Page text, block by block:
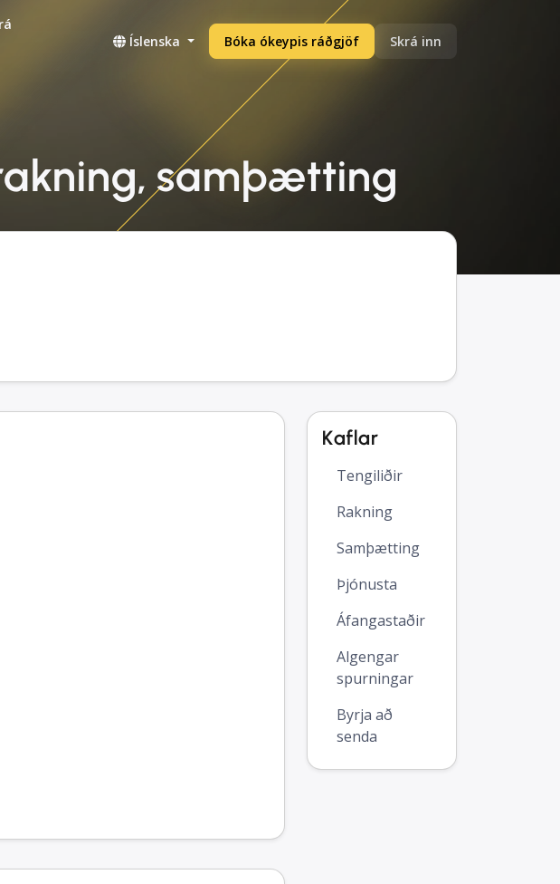
Íslenska Bóka ókeypis ráðgjöf Skrá inn
samþætting
Kaflar
Tengiliðir
Rakning
Samþætting
Þjónusta
Áfangastaðir
Algengar
spurningar
Byrja að
senda